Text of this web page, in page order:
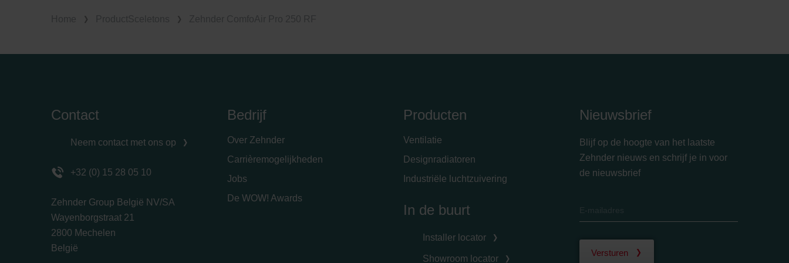
Contact
Neem contact met ons op
+32 (0) 15 28 05 10
Zehnder Group België NV/SA
Wayenborgstraat 21
2800 Mechelen
België
Bedrijf
Over Zehnder
Carrièremogelijkheden
Jobs
De WOW! Awards
Producten
Ventilatie
Designradiatoren
Industriële luchtzuivering
In de buurt
Installer locator
Showroom locator
Nieuwsbrief
Blijf op de hoogte van het laatste
Zehnder nieuws en schrijf je in voor
de nieuwsbrief
Versturen